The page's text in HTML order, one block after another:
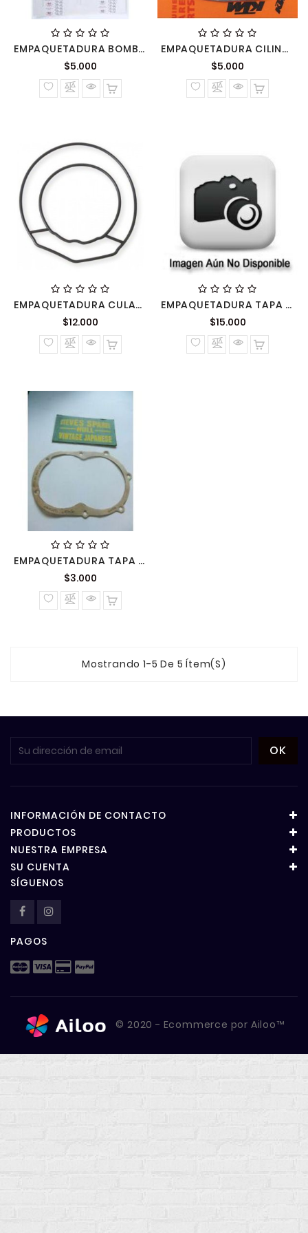
EMPAQUETADURA BOMBA AGUA KTM65 451-35-053.000
$5.000
normal
EMPAQUETADURA CILINDRO KTM65 460.30.035.050
$5.000
normal
EMPAQUETADURA CULATA KTM65 772.36.053.000
$12.000
normal
EMPAQUETADURA TAPA BOMBA AGUA KTM HQU HUSABERG 812.35.053.200
$15.000Precio
normal
EMPAQUETADURA TAPA EMBRAGUE KTM65 450.30.025.000
$3.000
normal
Mostrando 1-5 De 5 Ítem(s)
INFORMACIÓN DE CONTACTO
PRODUCTOS
NUESTRA EMPRESA
SU CUENTA
SÍGUENOS
PAGOS
© 2020 - Ecommerce por Ailoo™